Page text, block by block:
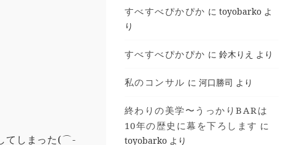
てしまった(⌒-
すべすべぴかぴか に toyobarko よ
り
すべすべぴかぴか に 鈴木りえ より
私のコンサル に 河口勝司 より
終わりの美学〜うっかりBARは
10年の歴史に幕を下ろします に
toyobarko より